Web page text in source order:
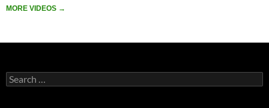
MORE VIDEOS →
Search
for: